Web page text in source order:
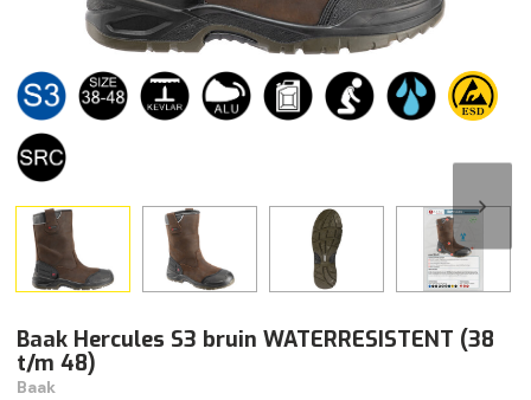
Baak Hercules S3 bruin WATERRESISTENT (38
t/m 48)
Baak